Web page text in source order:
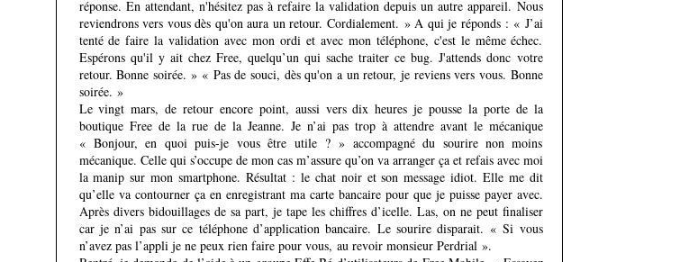
réponse. En attendant, n'hésitez pas à refaire la validation depuis un autre appareil. Nous
reviendrons vers vous dès qu'on aura un retour. Cordialement. » A qui je réponds : « J’ai
tenté de faire la validation avec mon ordi et avec mon téléphone, c'est le même échec.
Espérons qu'il y ait chez Free, quelqu’un qui sache traiter ce bug. J'attends donc votre
retour. Bonne soirée. » « Pas de souci, dès qu'on a un retour, je reviens vers vous. Bonne
soirée. »
Le vingt mars, de retour encore point, aussi vers dix heures je pousse la porte de la
boutique Free de la rue de la Jeanne. Je n’ai pas trop à attendre avant le mécanique
« Bonjour, en quoi puis-je vous être utile ? » accompagné du sourire non moins
mécanique. Celle qui s’occupe de mon cas m’assure qu’on va arranger ça et refais avec moi
la manip sur mon smartphone. Résultat : le chat noir et son message idiot. Elle me dit
qu’elle va contourner ça en enregistrant ma carte bancaire pour que je puisse payer avec.
Après divers bidouillages de sa part, je tape les chiffres d’icelle. Las, on ne peut finaliser
car je n’ai pas sur ce téléphone d’application bancaire. Le sourire disparait. « Si vous
n’avez pas l’appli je ne peux rien faire pour vous, au revoir monsieur Perdrial ».